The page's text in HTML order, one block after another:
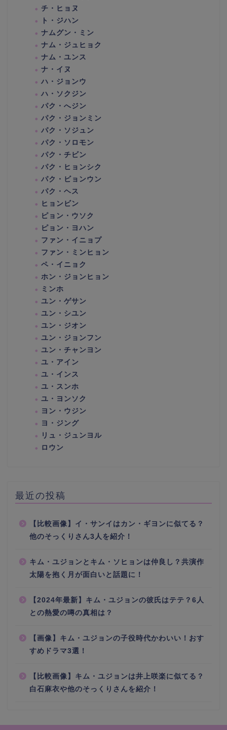
チ・ヒョヌ
ト・ジハン
ナムグン・ミン
ナム・ジュヒョク
ナム・ユンス
ナ・イヌ
ハ・ジョンウ
ハ・ソクジン
パク・へジン
パク・ジョンミン
パク・ソジュン
パク・ソロモン
パク・チビン
パク・ヒョンシク
パク・ビョンウン
パク・ヘス
ヒョンビン
ピョン・ウソク
ピョン・ヨハン
ファン・イニョプ
ファン・ミンヒョン
ペ・イニョク
ホン・ジョンヒョン
ミンホ
ユン・ゲサン
ユン・シユン
ユン・ジオン
ユン・ジョンフン
ユン・チャンヨン
ユ・アイン
ユ・インス
ユ・スンホ
ユ・ヨンソク
ヨン・ウジン
ヨ・ジング
リュ・ジュンヨル
ロウン
最近の投稿
【比較画像】イ・サンイはカン・ギヨンに似てる？
他のそっくりさん3人を紹介！
キム・ユジョンとキム・ソヒョンは仲良し？共演作
太陽を抱く月が面白いと話題に！
【2024年最新】キム・ユジョンの彼氏はテテ？6人
との熱愛の噂の真相は？
【画像】キム・ユジョンの子役時代かわいい！おす
すめドラマ3選！
【比較画像】キム・ユジョンは井上咲楽に似てる？
白石麻衣や他のそっくりさんを紹介！